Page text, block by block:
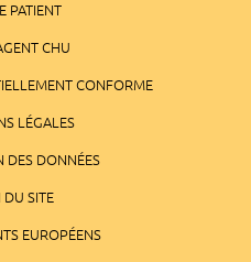
PATIENT
CHU
CONFORME
LÉGALES
DES DONNÉES
DU SITE
EUROPÉENS